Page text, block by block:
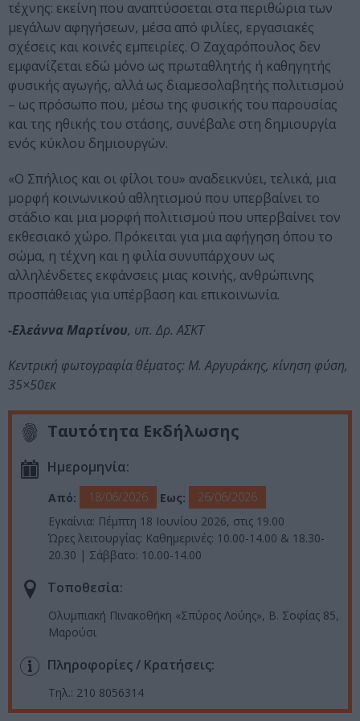
τέχνης: εκείνη που αναπτύσσεται στα περιθώρια των
μεγάλων αφηγήσεων, μέσα από φιλίες, εργασιακές
σχέσεις και κοινές εμπειρίες. Ο Ζαχαρόπουλος δεν
εμφανίζεται εδώ μόνο ως πρωταθλητής ή καθηγητής
φυσικής αγωγής, αλλά ως διαμεσολαβητής πολιτισμού
– ως πρόσωπο που, μέσω της φυσικής του παρουσίας
και της ηθικής του στάσης, συνέβαλε στη δημιουργία
ενός κύκλου δημιουργών.
«Ο Σπήλιος και οι φίλοι του» αναδεικνύει, τελικά, μια
μορφή κοινωνικού αθλητισμού που υπερβαίνει το
στάδιο και μια μορφή πολιτισμού που υπερβαίνει τον
εκθεσιακό χώρο. Πρόκειται για μια αφήγηση όπου το
σώμα, η τέχνη και η φιλία συνυπάρχουν ως
αλληλένδετες εκφάνσεις μιας κοινής, ανθρώπινης
προσπάθειας για υπέρβαση και επικοινωνία.
-Ελεάννα Μαρτίνου, υπ. Δρ. ΑΣΚΤ
Κεντρική φωτογραφία θέματος: Μ. Αργυράκης, κίνηση φύση,
35×50εκ
Ταυτότητα Εκδήλωσης
Ημερομηνία:
Από: 18/06/2026 Εως:
26/06/2026
Εγκαίνια: Πέμπτη 18 Ιουνίου 2026, στις 19.00
Ώρες λειτουργίας: Καθημερινές: 10.00-14.00 & 18.30-
20.30 | Σάββατο: 10.00-14.00
Τοποθεσία:
Ολυμπιακή Πινακοθήκη «Σπύρος Λούης», Β. Σοφίας 85,
Μαρούσι
Πληροφορίες / Κρατήσεις:
Τηλ.: 210 8056314